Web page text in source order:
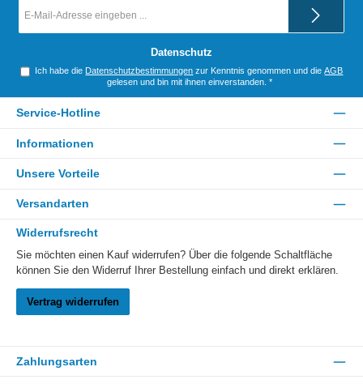
Mail-
Datenschutz
Ich habe die Datenschutzbestimmungen zur Kenntnis genommen und dieAGB
gelesen und bin mit ihnen einverstanden. *
Service-Hotline
Informationen
Unsere Vorteile
Versandarten
Widerrufsrecht
Sie möchten einen Kauf widerrufen? Über die folgende Schaltfläche
können Sie den Widerruf Ihrer Bestellung einfach und direkt erklären.
Vertrag widerrufen
Zahlungsarten